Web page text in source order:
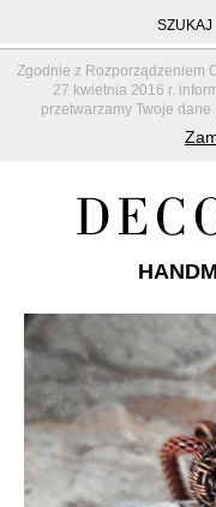
Zgodnie z Rozporządzeniem
27 kwietnia 2016 r.
przetwarzamy Twoje dane
SZUKAJ